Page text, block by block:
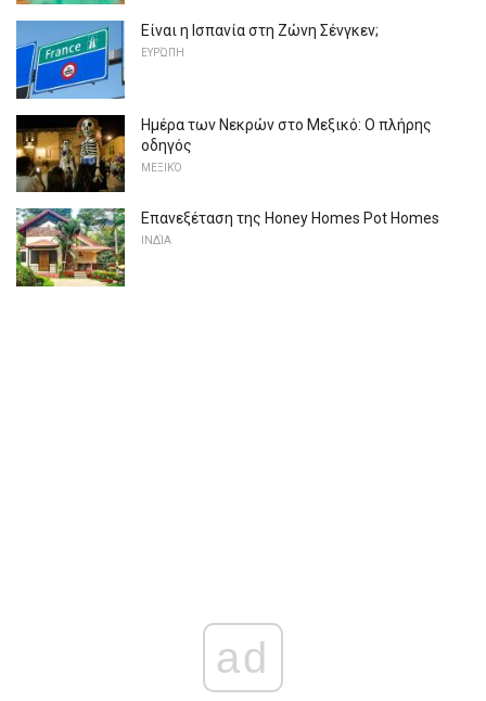
Είναι η Ισπανία στη Ζώνη Σένγκεν;
ΕΥΡΏΠΗ
Ημέρα των Νεκρών στο Μεξικό: Ο πλήρης
οδηγός
ΜΕΞΙΚΌ
Επανεξέταση της Honey Homes Pot Homes
ΙΝΔΊΑ
ad